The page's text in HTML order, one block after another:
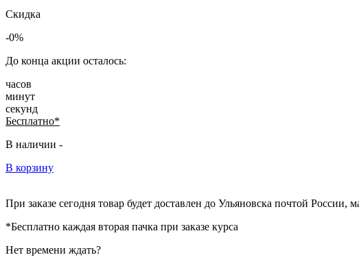
Скидка
-0%
До конца акции осталось:
часов
минут
секунд
Бесплатно*
В наличии -
В корзину
При заказе сегодня товар будет доставлен до Ульяновска почтой России,
*Бесплатно каждая вторая пачка при заказе курса
Нет времени ждать?